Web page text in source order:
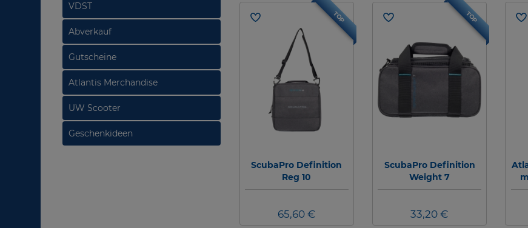
VDST
Abverkauf
Gutscheine
Atlantis Merchandise
UW Scooter
Geschenkideen
TOP
ScubaPro Definition
Reg 10
65,60 €
TOP
ScubaPro Definition
Weight 7
33,20 €